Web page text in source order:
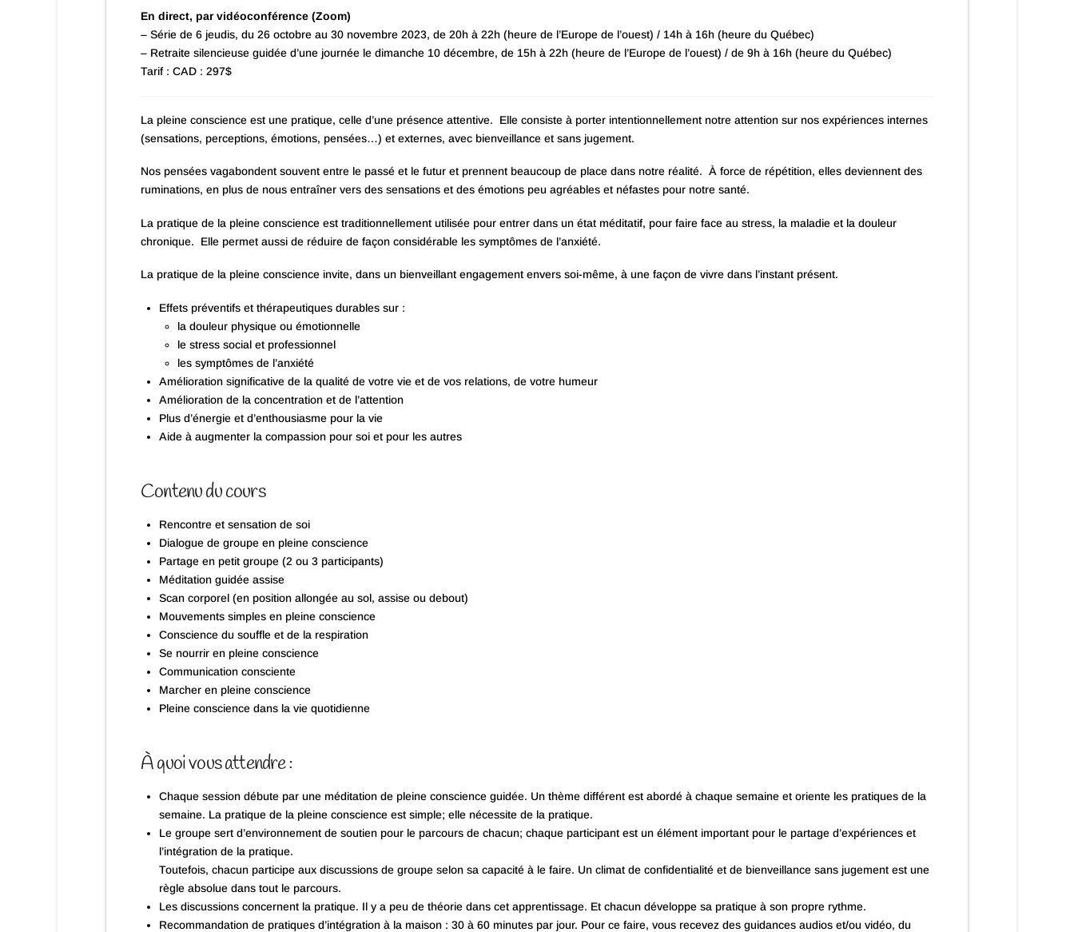
les
horaires)
En direct, par vidéoconférence (Zoom)
– Série de 6 jeudis, du 26 octobre au 30 novembre 2023, de 20h à 22h (heure de l’Europe de l’ouest) / 14h à 16h (heure du Québec)
– Retraite silencieuse guidée d’une journée le dimanche 10 décembre, de 15h à 22h (heure de l’Europe de l’ouest) / de 9h à 16h (heure du Québec)
Tarif : CAD : 297$
La pleine conscience est une pratique, celle d’une présence attentive. Elle consiste à porter intentionnellement notre attention sur nos expériences internes
(sensations, perceptions, émotions, pensées…) et externes, avec bienveillance et sans jugement.
Nos pensées vagabondent souvent entre le passé et le futur et prennent beaucoup de place dans notre réalité. À force de répétition, elles deviennent des
ruminations, en plus de nous entraîner vers des sensations et des émotions peu agréables et néfastes pour notre santé.
La pratique de la pleine conscience est traditionnellement utilisée pour entrer dans un état méditatif, pour faire face au stress, la maladie et la douleur
chronique. Elle permet aussi de réduire de façon considérable les symptômes de l’anxiété.
La pratique de la pleine conscience invite, dans un bienveillant engagement envers soi-même, à une façon de vivre dans l’instant présent.
Effets préventifs et thérapeutiques durables sur :
la douleur physique ou émotionnelle
le stress social et professionnel
les symptômes de l’anxiété
Amélioration significative de la qualité de votre vie et de vos relations, de votre humeur
Amélioration de la concentration et de l’attention
Plus d’énergie et d’enthousiasme pour la vie
Aide à augmenter la compassion pour soi et pour les autres
Contenu du cours
Rencontre et sensation de soi
Dialogue de groupe en pleine conscience
Partage en petit groupe (2 ou 3 participants)
Méditation guidée assise
Scan corporel (en position allongée au sol, assise ou debout)
Mouvements simples en pleine conscience
Conscience du souffle et de la respiration
Se nourrir en pleine conscience
Communication consciente
Marcher en pleine conscience
Pleine conscience dans la vie quotidienne
À quoi vous attendre :
Chaque session débute par une méditation de pleine conscience guidée. Un thème différent est abordé à chaque semaine et oriente les pratiques de la
semaine. La pratique de la pleine conscience est simple; elle nécessite de la pratique.
Le groupe sert d’environnement de soutien pour le parcours de chacun; chaque participant est un élément important pour le partage d’expériences et
l’intégration de la pratique.
Toutefois, chacun participe aux discussions de groupe selon sa capacité à le faire. Un climat de confidentialité et de bienveillance sans jugement est une
règle absolue dans tout le parcours.
Les discussions concernent la pratique. Il y a peu de théorie dans cet apprentissage. Et chacun développe sa pratique à son propre rythme.
Recommandation de pratiques d’intégration à la maison : 30 à 60 minutes par jour. Pour ce faire, vous recevez des guidances audios et/ou vidéo, du